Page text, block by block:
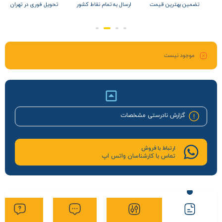
تضمین بهترین قیمت ارسال به تمام نقاط کشور تحویل فوری در تهران
موجود نیست
گزارش نادرستی مشخصات
ارتباط با فروش
تماس با کارشناسان واتس اپ